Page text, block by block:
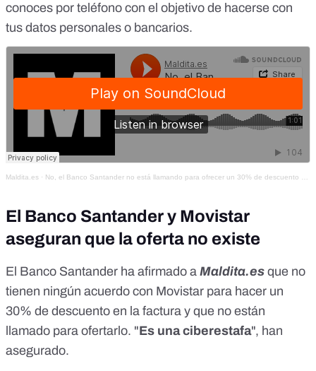
conoces por teléfono con el objetivo de hacerse con
tus datos personales o bancarios.
Maldita.es · No, el Banco Santander no está llamando para ofrecer un 30% de descuento en la factura de Movistar
El Banco Santander y Movistar
aseguran que la oferta no existe
El Banco Santander ha afirmado a Maldita.es que no
tienen ningún acuerdo con Movistar para hacer un
30% de descuento en la factura y que no están
llamado para ofertarlo. "Es una ciberestafa", han
asegurado.